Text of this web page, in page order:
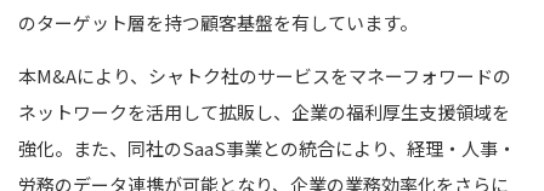
のターゲット層を持つ顧客基盤を有しています。
本M&Aにより、シャトク社のサービスをマネーフォワードの
ネットワークを活用して拡販し、企業の福利厚生支援領域を
強化。また、同社のSaaS事業との統合により、経理・人事・
労務のデータ連携が可能となり、企業の業務効率化をさらに